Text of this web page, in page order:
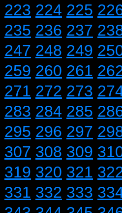
223 224 225
235 236 237
247 248 249
259 260 261
271 272 273
283 284 285
295 296 297
307 308 309
319 320 321
331 332 333